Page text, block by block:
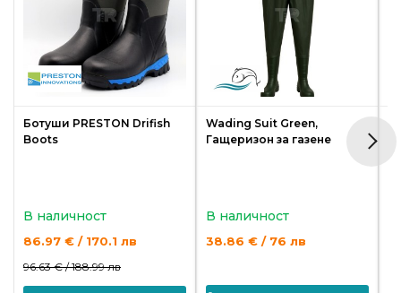
Ботуши PRESTON Drifish
Boots
В наличност
86.97 € / 170.1 лв
96.63 € /188.99 лв
Wading Suit Green,
Гащеризон за газене
В наличност
38.86 € / 76 лв